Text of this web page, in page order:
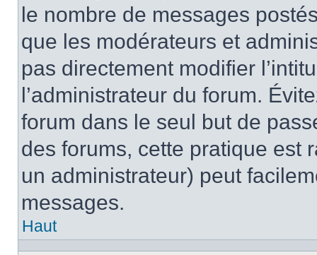
le nombre de messages
que les modérateurs et
pas directement modifier
l’administrateur du forum.
forum dans le seul but de
des forums, cette pratique est
un administrateur) peut
messages.
Haut